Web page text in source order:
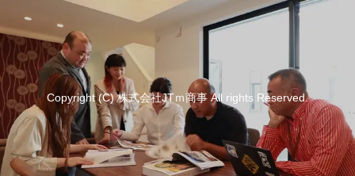
Copyright (C) 株式会社JTｍ商事 All rights Reserved.